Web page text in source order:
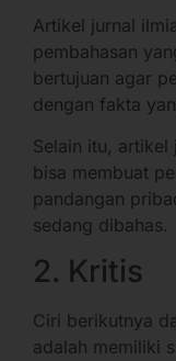
Artikel jurnal
pembahasan
bertujuan agar
dengan fakta
Selain itu,
bisa membuat
pandangan
sedang dibahas.
2. Kritis
Ciri berikutnya
adalah memiliki